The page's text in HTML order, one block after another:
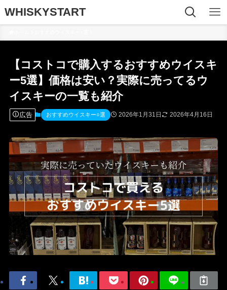
WHISKYSTART
【コストコで購入するおすすめウイスキ
ー5選】価格は安い？実際に売ってるウ
イスキーの一覧も紹介
広告 おすすめウイスキー○選 2026年1月31日 2026年4月16日